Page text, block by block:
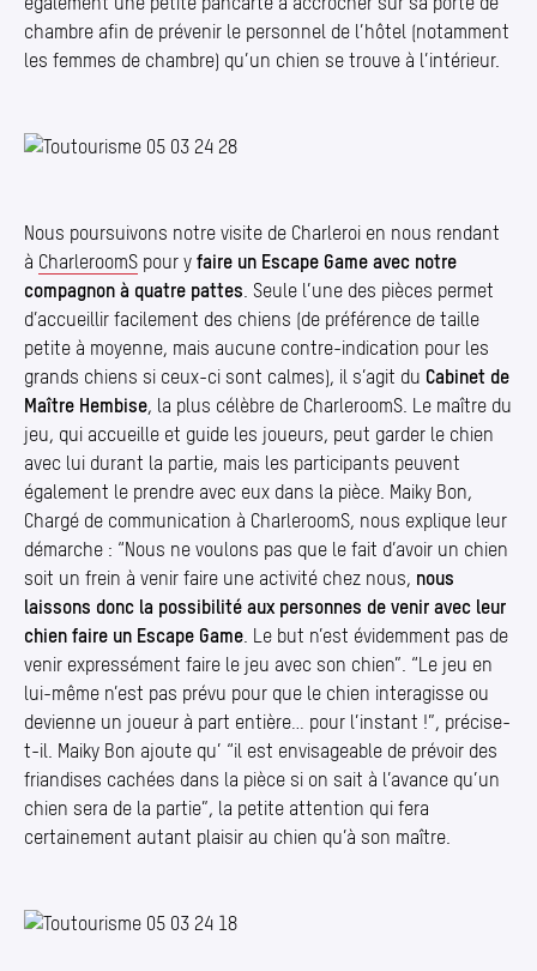
chambre afin de prévenir le personnel de l’hôtel (notamment
les femmes de chambre) qu’un chien se trouve à l’intérieur.
Nous poursuivons notre visite de Charleroi en nous rendant
à CharleroomS pour y faire un Escape Game avec notre
compagnon à quatre pattes . Seule l’une des pièces permet
d’accueillir facilement des chiens (de préférence de taille
petite à moyenne, mais aucune contre-indication pour les
grands chiens si ceux-ci sont calmes), il s’agit du Cabinet de
Maître Hembise, la plus célèbre de CharleroomS. Le maître du
jeu, qui accueille et guide les joueurs, peut garder le chien
avec lui durant la partie, mais les participants peuvent
également le prendre avec eux dans la pièce. Maiky Bon,
Chargé de communication à CharleroomS, nous explique leur
démarche : “Nous ne voulons pas que le fait d’avoir un chien
soit un frein à venir faire une activité chez nous, nous
laissons donc la possibilité aux personnes de venir avec leur
chien faire un Escape Game . Le but n’est évidemment pas de
venir expressément faire le jeu avec son chien”. “Le jeu en
lui-même n’est pas prévu pour que le chien interagisse ou
devienne un joueur à part entière… pour l’instant !”, précise-
t-il. Maiky Bon ajoute qu’ “il est envisageable de prévoir des
friandises cachées dans la pièce si on sait à l’avance qu’un
chien sera de la partie”, la petite attention qui fera
certainement autant plaisir au chien qu’à son maître.